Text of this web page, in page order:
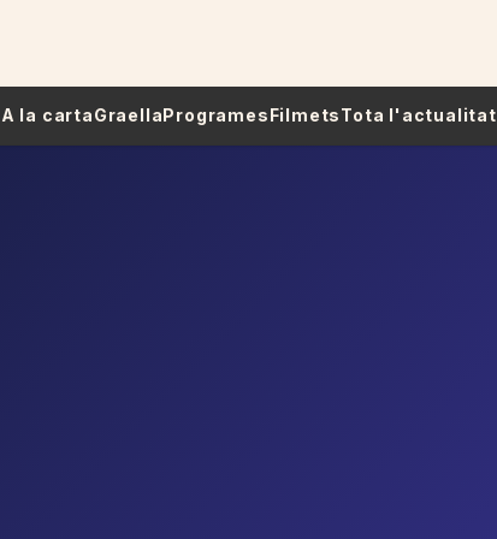
A la cartaGraellaProgramesFilmetsTota l'actualitat